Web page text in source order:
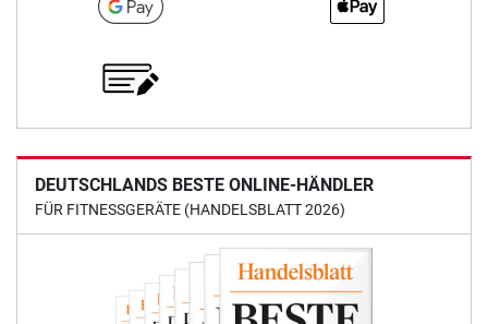
DEUTSCHLANDS BESTE ONLINE-HÄNDLER
FÜR FITNESSGERÄTE (HANDELSBLATT 2026)